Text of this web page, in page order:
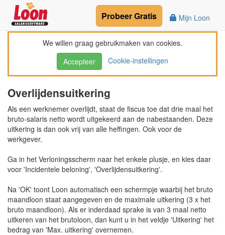
Mijn Loon
ProbeerGratis
We willen graag gebruikmaken van cookies.
Accepteer
Cookie-instellingen
Overlijdensuitkering
Als een werknemer overlijdt, staat de fiscus toe dat drie maal het
bruto-salaris netto wordt uitgekeerd aan de nabestaanden. Deze
uitkering is dan ook vrij van alle heffingen. Ook voor de
werkgever.
Ga in het Verloningsscherm naar het enkele plusje, en kies daar
voor 'Incidentele beloning', 'Overlijdensuitkering'.
Na 'OK' toont Loon automatisch een schermpje waarbij het bruto
maandloon staat aangegeven en de maximale uitkering (3 x het
bruto maandloon). Als er inderdaad sprake is van 3 maal netto
uitkeren van het brutoloon, dan kunt u in het veldje 'Uitkering' het
bedrag van 'Max. uitkering' overnemen.